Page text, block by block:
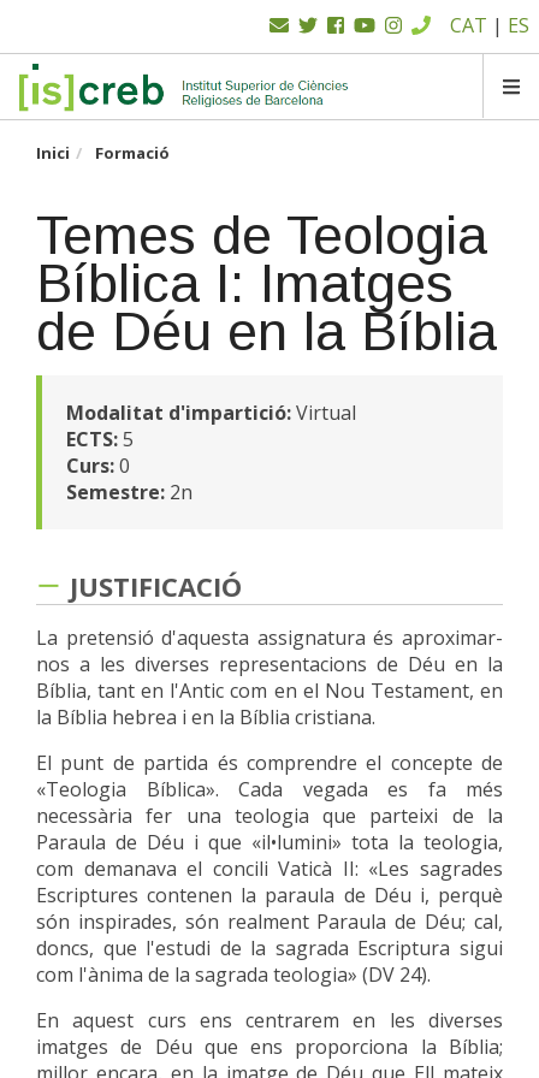
contingut
superior
SK
CAT | ES
Inici Formació
Temes de Teologia
Bíblica I: Imatges
de Déu en la Bíblia
Modalitat d'impartició:Virtual
ECTS:5
Curs:0
Semestre: 2n
JUSTIFICACIÓ
La pretensió d'aquesta assignatura és aproximar-
nos a les diverses representacions de Déu en la
Bíblia, tant en l'Antic com en el Nou Testament, en
la Bíblia hebrea i en la Bíblia cristiana.
El punt de partida és comprendre el concepte de
«Teologia Bíblica». Cada vegada es fa més
necessària fer una teologia que parteixi de la
Paraula de Déu i que «il•lumini» tota la teologia,
com demanava el concili Vaticà II: «Les sagrades
Escriptures contenen la paraula de Déu i, perquè
són inspirades, són realment Paraula de Déu; cal,
doncs, que l'estudi de la sagrada Escriptura sigui
com l'ànima de la sagrada teologia» (DV 24).
En aquest curs ens centrarem en les diverses
imatges de Déu que ens proporciona la Bíblia;